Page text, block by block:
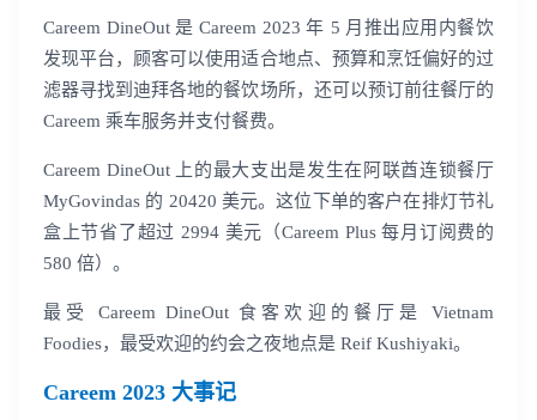
Careem DineOut 是 Careem 2023 年 5 月推出应用内餐饮
发现平台，顾客可以使用适合地点、预算和烹饪偏好的过
滤器寻找到迪拜各地的餐饮场所，还可以预订前往餐厅的
Careem 乘车服务并支付餐费。
Careem DineOut 上的最大支出是发生在阿联酋连锁餐厅
MyGovindas 的 20420 美元。这位下单的客户在排灯节礼
盒上节省了超过 2994 美元（Careem Plus 每月订阅费的
580 倍）。
最受 Careem DineOut 食客欢迎的餐厅是 Vietnam
Foodies，最受欢迎的约会之夜地点是 Reif Kushiyaki。
Careem 2023 大事记
不了，谢谢